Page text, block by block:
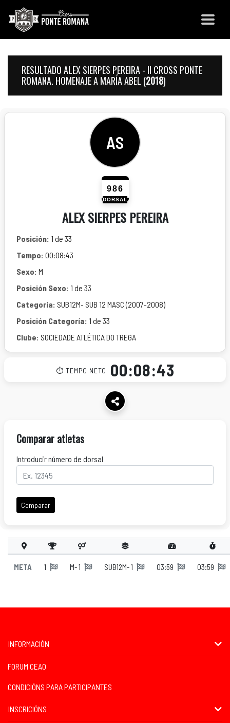
RESULTADO ALEX SIERPES PEREIRA - II CROSS PONTE
ROMANA. HOMENAJE A MARÍA ABEL (2018)
AS
986
DORSAL
ALEX SIERPES PEREIRA
Posición: 1 de 33
Tempo: 00:08:43
Sexo: M
Posición Sexo: 1 de 33
Categoría: SUB12M- SUB 12 MASC (2007-2008)
Posición Categoría: 1 de 33
Clube: SOCIEDADE ATLÉTICA DO TREGA
⏱ TEMPO NETO 00:08:43
Comparar atletas
Introducir número de dorsal
Comparar
META 1 M- 1 SUB12M- 1 03:59 03:59
INFORMACIÓN
FORUM CEAO
CONDICIÓNS PARA PARTICIPANTES
INSCRICIÓNS